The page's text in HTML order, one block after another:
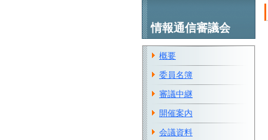
情報通信審議会
概要
委員名簿
審議中継
開催案内
会議資料